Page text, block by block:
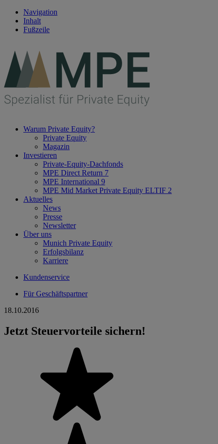
Navigation
Inhalt
Fußzeile
Warum Private Equity?
Private Equity
Magazin
Investieren
Private-Equity-Dachfonds
MPE Direct Return 7
MPE International 9
MPE Mid Market Private Equity ELTIF 2
Aktuelles
News
Presse
Newsletter
Über uns
Munich Private Equity
Erfolgsbilanz
Karriere
Kundenservice
Für Geschäftspartner
18.10.2016
Jetzt Steuervorteile sichern!